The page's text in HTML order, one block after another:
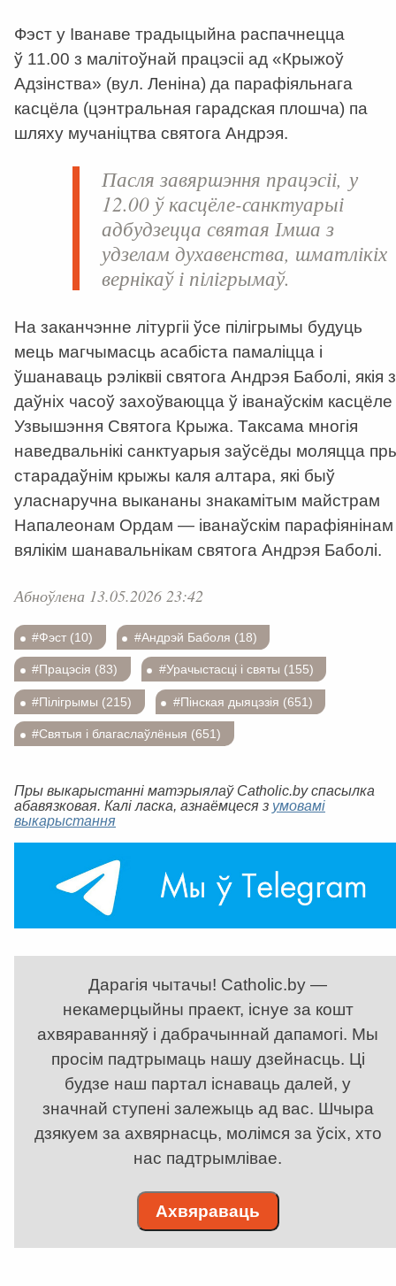
Фэст у Іванаве традыцыйна распачнецца
ў 11.00 з малітоўнай працэсіі ад «Крыжоў
Адзінства» (вул. Леніна) да парафіяльнага
касцёла (цэнтральная гарадская плошча) па
шляху мучаніцтва святога Андрэя.
Пасля завяршэння працэсіі, у
12.00 ў касцёле-санктуарыі
адбудзецца святая Імша з
удзелам духавенства, шматлікіх
вернікаў і пілігрымаў.
На заканчэнне літургіі ўсе пілігрымы будуць
мець магчымасць асабіста памаліцца і
ўшанаваць рэліквіі святога Андрэя Баболі, якія з
даўніх часоў захоўваюцца ў іванаўскім касцёле
Узвышэння Святога Крыжа. Таксама многія
наведвальнікі санктуарыя заўсёды моляцца
старадаўнім крыжы каля алтара, які быў
уласнаручна выкананы знакамітым майстрам
Напалеонам Ордам — іванаўскім парафіянінам
вялікім шанавальнікам святога Андрэя Баболі.
Абноўлена 13.05.2026 23:42
#Фэст (10) #Андрэй Баболя (18)
#Працэсія (83) #Урачыстасці і святы (155)
#Пілігрымы (215) #Пінская дыяцэзія (651)
#Святыя і благаслаўлёныя (651)
Пры выкарыстанні матэрыялаў Catholic.by спасылка
абавязковая. Калі ласка, азнаёмцеся з умовамі
выкарыстання
Дарагія чытачы! Catholic.by —
некамерцыйны праект, існуе за кошт
ахвяраванняў і дабрачыннай дапамогі. Мы
просім падтрымаць нашу дзейнасць. Ці
будзе наш партал існаваць далей, у
значнай ступені залежыць ад вас. Шчыра
дзякуем за ахвярнасць, молімся за ўсіх, хто
нас падтрымлівае.
Ахвяраваць